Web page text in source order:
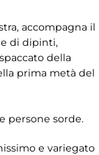
accompagna il
di dipinti,
della
prima metà del
persone sorde.
e variegato